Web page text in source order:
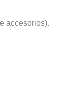
accesorios).